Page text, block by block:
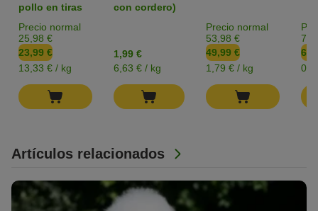
Artículos relacionados
pollo en tiras
Precio normal
25,98 €
23,99 €
13,33 € / kg
con cordero)
1,99 €
6,63 € / kg
Precio normal
53,98 €
49,99 €
1,79 € / kg